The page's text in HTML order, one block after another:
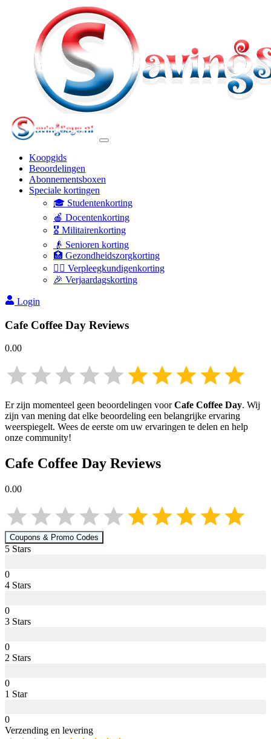
Koopgids
Beoordelingen
Abonnementsboxen
Speciale kortingen
🎓 Studentenkorting
🍎 Docentenkorting
🎖️ Militairenkorting
👴 Senioren korting
🏥 Gezondheidszorgkorting
👩‍⚕️ Verpleegkundigenkorting
🎉 Verjaardagskorting
Login
Cafe Coffee Day Reviews
0.00
Er zijn momenteel geen beoordelingen voorCafe Coffee Day. Wij
zijn van mening dat elke beoordeling een belangrijke ervaring
weerspiegelt. Wees de eerste om uw ervaringen te delen en help
onze community!
Cafe Coffee Day Reviews
0.00
Coupons & Promo Codes
5 Stars
0
4 Stars
0
3 Stars
0
2 Stars
0
1 Star
0
Verzending en levering